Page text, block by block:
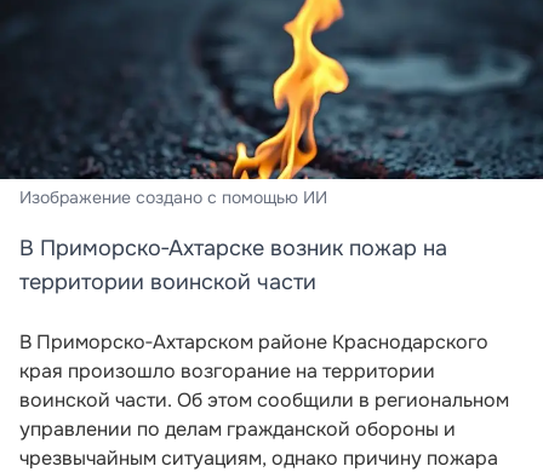
Изображение создано с помощью ИИ
В Приморско‑Ахтарске возник пожар на
территории воинской части
В Приморско‑Ахтарском районе Краснодарского
края произошло возгорание на территории
воинской части. Об этом сообщили в региональном
управлении по делам гражданской обороны и
чрезвычайным ситуациям, однако причину пожара